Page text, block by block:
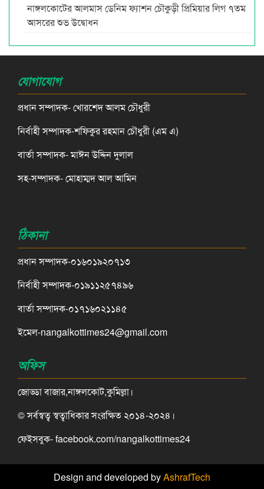
নাঙ্গলকোটের আলমাস ডেনিম ফ্যাশন চৌকুড়ী প্রিমিয়ার লিগ ৭তম
আসরের শুভ উদ্বোধন
যোগাযোগ
প্রধান সম্পাদক- খোরশেদ আলম চৌধুরী
নির্বাহী সম্পাদক-শফিকুর রহমান চৌধুরী (এম এ)
বার্তা সম্পাদক- মাঈন উদ্দিন দুলাল
সহ-সম্পাদক- মোহাম্মদ আল আমিন
ঠিকানা
প্রধান সম্পাদক-০১৬০১৯২০৭১৩
নির্বাহী সম্পাদক-০১৯১১২৫৭৪৯৬
বার্তা সম্পাদক-০১৭১৬০২১১৪৫
ইমেল-nangalkottimes24@gmail.com
অফিস
জোড্ডা বাজার,নাঙ্গলকোট,কুমিল্লা।
© সর্বস্বত্ব স্বত্বাধিকার সংরক্ষিত ২০১৪-২০২৪।
ফেইসবুক- facebook.com/nangalkottimes24
Design and developed byAshrafTech